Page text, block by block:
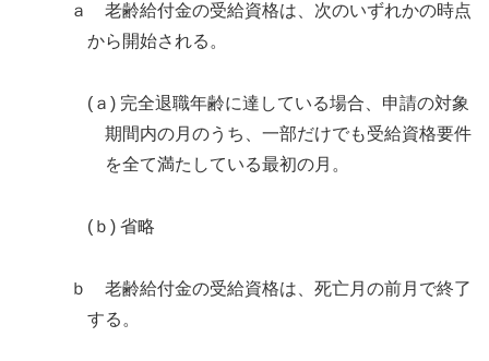
ａ 老齢給付金の受給資格は、次のいずれかの時点
から開始される。
(ａ) 完全退職年齢に達している場合、申請の対象
期間内の月のうち、一部だけでも受給資格要件
を全て満たしている最初の月。
(ｂ) 省略
ｂ 老齢給付金の受給資格は、死亡月の前月で終了
する。